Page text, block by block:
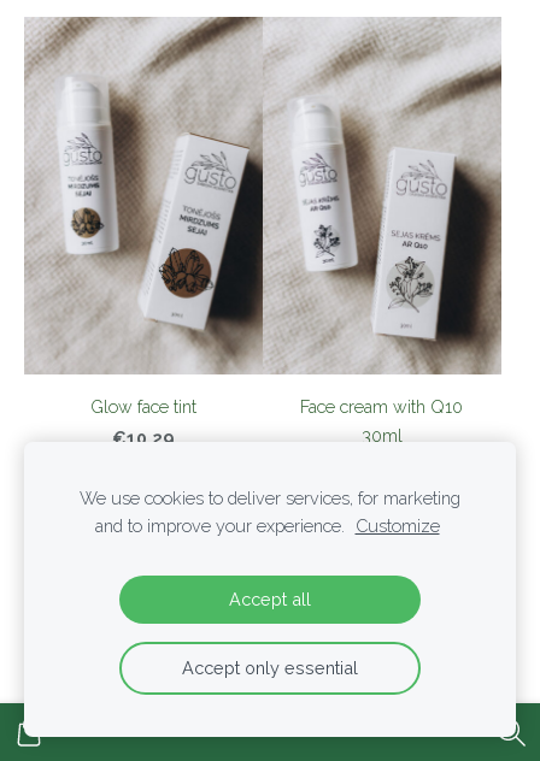
Glow face tint
€10.29
Face cream with Q10
30ml
We use cookies to deliver services, for marketing
and to improve your experience.
Customize
Accept all
Accept only essential